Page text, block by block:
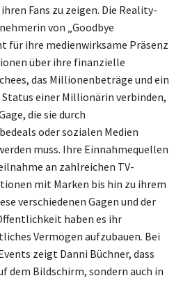
Fans zu zeigen. Die Reality-
von „Goodbye
für ihre medienwirksame Präsenz
über ihre finanzielle
das Millionenbeträge und ein
einer Millionärin verbinden,
die sie durch
oder sozialen Medien
muss. Ihre Einnahmequellen
an zahlreichen TV-
mit Marken bis hin zu ihrem
verschiedenen Gagen und der
haben es ihr
Vermögen aufzubauen. Bei
zeigt Danni Büchner, dass
dem Bildschirm, sondern auch in